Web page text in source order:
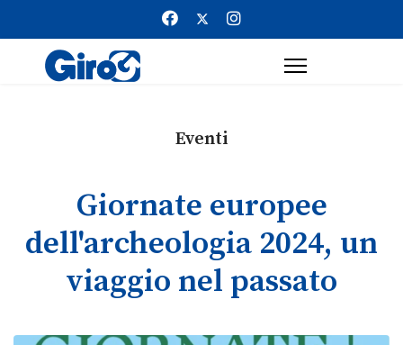
Eventi
Giornate europee
dell'archeologia 2024, un
viaggio nel passato